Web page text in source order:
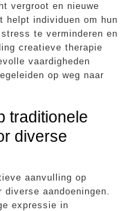
vergroot en nieuwe
helpt individuen om hun
te verminderen en
creatieve therapie
vaardigheden
op weg naar
traditionele
diverse
aanvulling op
diverse aandoeningen.
expressie in